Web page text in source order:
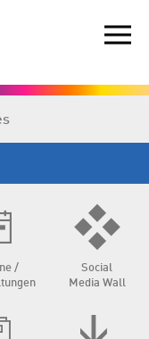
/
Social
Media Wall